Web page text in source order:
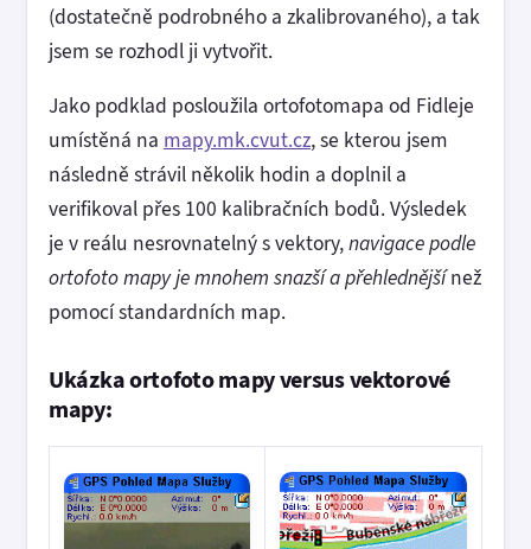
(dostatečně podrobného a zkalibrovaného), a tak
jsem se rozhodl ji vytvořit.
Jako podklad posloužila ortofotomapa od Fidleje
umístěná na mapy.mk.cvut.cz, se kterou jsem
následně strávil několik hodin a doplnil a
verifikoval přes 100 kalibračních bodů. Výsledek
je v reálu nesrovnatelný s vektory,navigace podle
ortofoto mapy je mnohem snazší a přehlednějšínež
pomocí standardních map.
Ukázka ortofoto mapy versus vektorové
mapy: